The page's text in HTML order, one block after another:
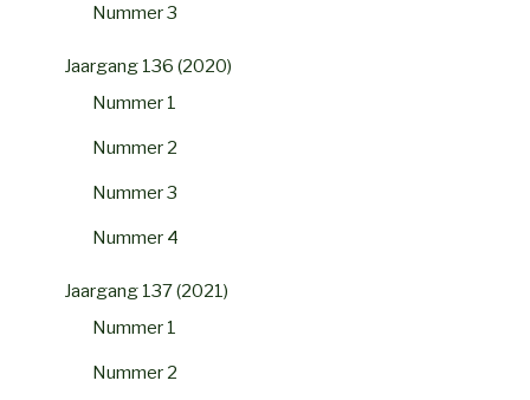
Nummer 3
Jaargang 136 (2020)
Nummer 1
Nummer 2
Nummer 3
Nummer 4
Jaargang 137 (2021)
Nummer 1
Nummer 2